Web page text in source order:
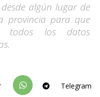
algún lugar de
provincia para que
todos los datos
Telegram